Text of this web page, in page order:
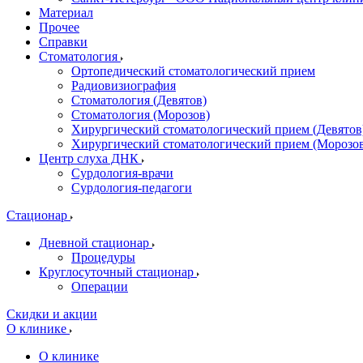
Материал
Прочее
Справки
Стоматология
Ортопедический стоматологический прием
Радиовизиография
Стоматология (Девятов)
Стоматология (Морозов)
Хирургический стоматологический прием
Хирургический стоматологический прием
Центр слуха ДНК
Сурдология-врачи
Сурдология-педагоги
Стационар
Дневной стационар
Процедуры
Круглосуточный стационар
Операции
Скидки и акции
О клинике
О клинике